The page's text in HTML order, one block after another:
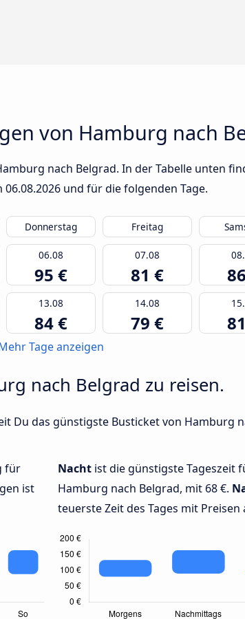
von Hamburg nach
nach Belgrad. In der Tabelle unten
06.08.2026 und für die folgenden Tage.
Donnerstag Freitag
06.08
95 €
07.08
81 €
13.08
84 €
14.08
79 €
Tage anzeigen
nach Belgrad zu reisen.
Du das günstigste Busticket von Hamburg
für
ist
Nacht ist die günstigste Tageszeit
Hamburg nach Belgrad, mit 68 €.
teuerste Zeit des Tages mit Preisen